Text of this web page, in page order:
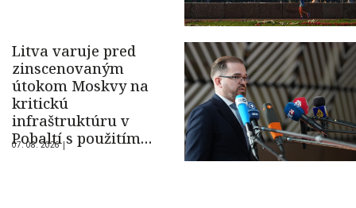
Litva varuje pred
zinscenovaným
útokom Moskvy na
kritickú
infraštruktúru v
Pobaltí s použitím
ukrajinského dronu
07. 08. 2026 |